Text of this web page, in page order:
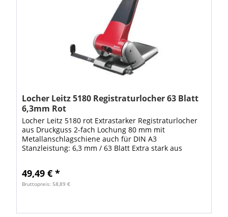
Locher Leitz 5180 Registraturlocher 63 Blatt
6,3mm Rot
Locher Leitz 5180 rot Extrastarker Registraturlocher
aus Druckguss 2-fach Lochung 80 mm mit
Metallanschlagschiene auch für DIN A3
Stanzleistung: 6,3 mm / 63 Blatt Extra stark aus
49,49 € *
Bruttopreis: 58,89 €